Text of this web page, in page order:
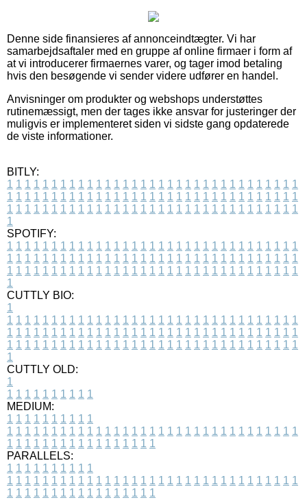
Denne side finansieres af annonceindtægter. Vi har
samarbejdsaftaler med en gruppe af online firmaer i form af
at vi introducerer firmaernes varer, og tager imod betaling
hvis den besøgende vi sender videre udfører en handel.
Anvisninger om produkter og webshops understøttes
rutinemæssigt, men der tages ikke ansvar for justeringer der
muligvis er implementeret siden vi sidste gang opdaterede
de viste informationer.
BITLY:
1 1 1 1 1 1 1 1 1 1 1 1 1 1 1 1 1 1 1 1 1 1 1 1 1 1 1 1 1 1 1 1 1
1 1 1 1 1 1 1 1 1 1 1 1 1 1 1 1 1 1 1 1 1 1 1 1 1 1 1 1 1 1 1 1 1
1 1 1 1 1 1 1 1 1 1 1 1 1 1 1 1 1 1 1 1 1 1 1 1 1 1 1 1 1 1 1 1 1
1
SPOTIFY:
1 1 1 1 1 1 1 1 1 1 1 1 1 1 1 1 1 1 1 1 1 1 1 1 1 1 1 1 1 1 1 1 1
1 1 1 1 1 1 1 1 1 1 1 1 1 1 1 1 1 1 1 1 1 1 1 1 1 1 1 1 1 1 1 1 1
1 1 1 1 1 1 1 1 1 1 1 1 1 1 1 1 1 1 1 1 1 1 1 1 1 1 1 1 1 1 1 1 1
1
CUTTLY BIO:
1
1 1 1 1 1 1 1 1 1 1 1 1 1 1 1 1 1 1 1 1 1 1 1 1 1 1 1 1 1 1 1 1 1
1 1 1 1 1 1 1 1 1 1 1 1 1 1 1 1 1 1 1 1 1 1 1 1 1 1 1 1 1 1 1 1 1
1 1 1 1 1 1 1 1 1 1 1 1 1 1 1 1 1 1 1 1 1 1 1 1 1 1 1 1 1 1 1 1 1
1
CUTTLY OLD:
1
1 1 1 1 1 1 1 1 1 1
MEDIUM:
1 1 1 1 1 1 1 1 1 1
1 1 1 1 1 1 1 1 1 1 1 1 1 1 1 1 1 1 1 1 1 1 1 1 1 1 1 1 1 1 1 1 1
1 1 1 1 1 1 1 1 1 1 1 1 1 1 1 1 1
PARALLELS:
1 1 1 1 1 1 1 1 1 1
1 1 1 1 1 1 1 1 1 1 1 1 1 1 1 1 1 1 1 1 1 1 1 1 1 1 1 1 1 1 1 1 1
1 1 1 1 1 1 1 1 1 1 1 1 1 1 1 1 1